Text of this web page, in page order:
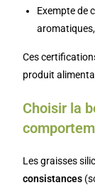
Exempte de
Ces
produit
Choisir la
Les graisses
consistances